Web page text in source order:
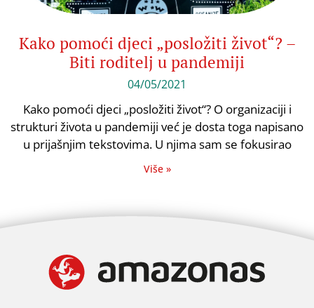
Kako pomoći djeci „posložiti život“? –
Biti roditelj u pandemiji
04/05/2021
Kako pomoći djeci „posložiti život“? O organizaciji i
strukturi života u pandemiji već je dosta toga napisano
u prijašnjim tekstovima. U njima sam se fokusirao
Više »